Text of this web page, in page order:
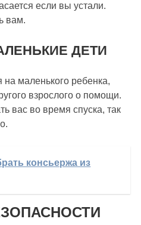
если вы устали.
вам.
ДЕТИ
на маленького ребенка,
взрослого о помощи.
вас во время спуска, так
консьержа из